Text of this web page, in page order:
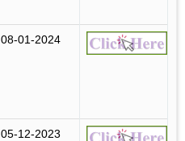
08-01-2024
05-12-2023